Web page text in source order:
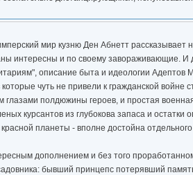
мир кузню Ден Абнетт рассказывает
интересны и по своему завораживающие. И
описание быта и идеологии Адептов
чуть не привели к гражданской войне
полдюжины героев, и простая
курсантов из глубокова запаса и остатки
планеты - вполне достойна
дополнением и без того
бывший принцепс потерявший